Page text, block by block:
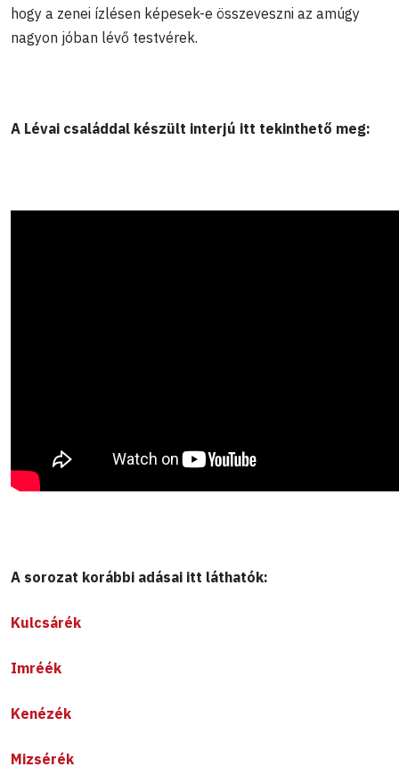
hogy a zenei ízlésen képesek-e összeveszni az amúgy
nagyon jóban lévő testvérek.
A Lévai családdal készült interjú itt tekinthető meg:
A sorozat korábbi adásai itt láthatók:
Kulcsárék
Imréék
Kenézék
Mizsérék